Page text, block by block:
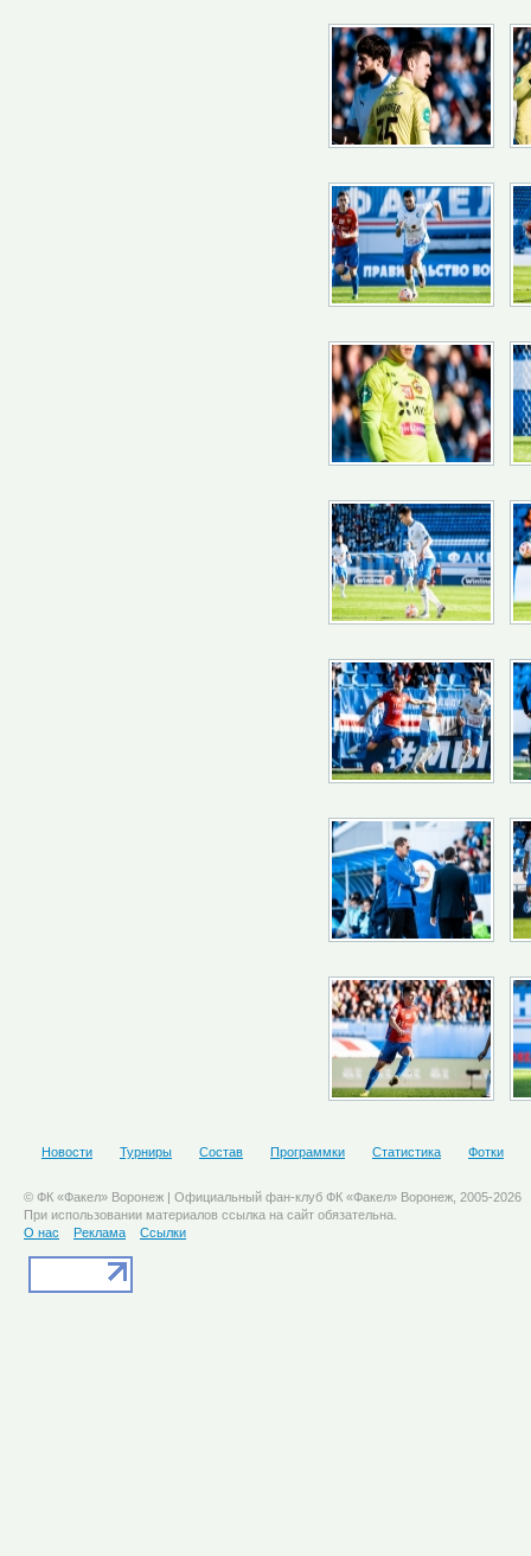
Новости Турниры Состав Программки Статистика Фотки
© ФК «Факел» Воронеж | Официальный фан-клуб ФК «Факел» Воронеж, 2005-2026
При использовании материалов ссылка на сайт обязательна.
О нас
Реклама Ссылки